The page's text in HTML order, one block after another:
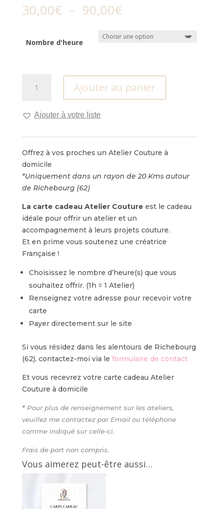
30,00€ – 90,00€Plage
de
prix :
30,00€
Nombre d'heure
Cadeau
Couture
Ajouter au panier
Ajouter à votre liste
Offrez à vos proches un Atelier Couture à
domicile
*Uniquement dans un rayon de 20 Kms autour
de Richebourg (62)
La carte cadeau Atelier Couture est le cadeau
idéale pour offrir un atelier et un
accompagnement à leurs projets couture.
Et en prime vous soutenez une créatrice
Française !
Choisissez le nombre d’heure(s) que vous
souhaitez offrir. (1h = 1 Atelier)
Renseignez votre adresse pour recevoir votre
carte
Payer directement sur le site
Si vous résidez dans les alentours de Richebourg
(62), contactez-moi via le formulaire de contact
Et vous recevrez votre carte cadeau Atelier
Couture à domicile
*Pour plus de renseignement sur les ateliers,
veuillez me contactez par Email ou téléphone
comme indiqué sur celle-ci.
Frais de port non compris.
Vous aimerez peut-être aussi…